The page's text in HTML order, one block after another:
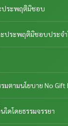
ประพฤติมิชอบ
ะประพฤติมิชอบประจ
มตามนโยบาย No Gift
ดโดยธรรมจรรยา